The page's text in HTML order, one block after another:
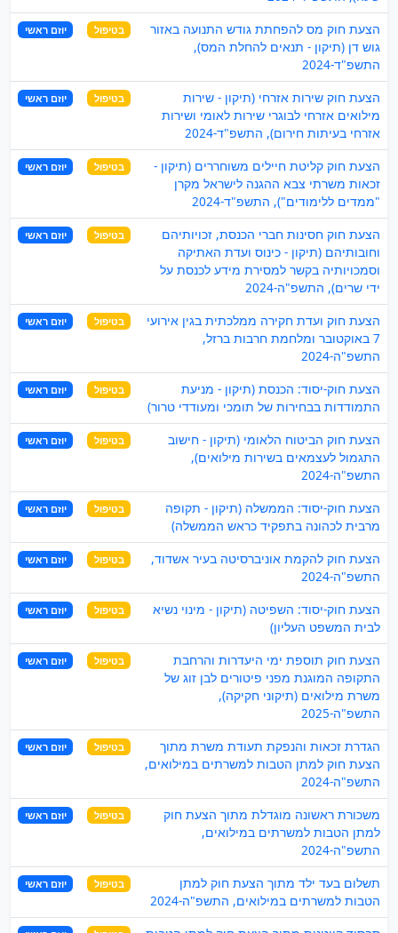
הצעת חוק מס להפחתת גודש התנועה באזור
גוש דן (תיקון - תנאים להחלת המס),
התשפ"ד-2024
בטיפול יוזם ראשי
הצעת חוק שירות אזרחי (תיקון - שירות
מילואים אזרחי לבוגרי שירות לאומי ושירות
אזרחי בעיתות חירום), התשפ"ד-2024
בטיפול יוזם ראשי
הצעת חוק קליטת חיילים משוחררים (תיקון -
זכאות משרתי צבא ההגנה לישראל מקרן
"ממדים ללימודים"), התשפ"ד-2024
בטיפול יוזם ראשי
הצעת חוק חסינות חברי הכנסת, זכויותיהם
וחובותיהם (תיקון - כינוס ועדת האתיקה
וסמכויותיה בקשר למסירת מידע לכנסת על
ידי שרים), התשפ"ה-2024
בטיפול יוזם ראשי
הצעת חוק ועדת חקירה ממלכתית בגין אירועי
7 באוקטובר ומלחמת חרבות ברזל,
התשפ"ה-2024
בטיפול יוזם ראשי
הצעת חוק-יסוד: הכנסת (תיקון - מניעת
התמודדות בבחירות של תומכי ומעודדי טרור)
בטיפול יוזם ראשי
הצעת חוק הביטוח הלאומי (תיקון - חישוב
התגמול לעצמאים בשירות מילואים),
התשפ"ה-2024
בטיפול יוזם ראשי
הצעת חוק-יסוד: הממשלה (תיקון - תקופה
מרבית לכהונה בתפקיד כראש הממשלה)
בטיפול יוזם ראשי
הצעת חוק להקמת אוניברסיטה בעיר אשדוד,
התשפ"ה-2024
בטיפול יוזם ראשי
הצעת חוק-יסוד: השפיטה (תיקון - מינוי נשיא
לבית המשפט העליון)
בטיפול יוזם ראשי
הצעת חוק תוספת ימי היעדרות והרחבת
התקופה המוגנת מפני פיטורים לבן זוג של
משרת מילואים (תיקוני חקיקה),
התשפ"ה-2025
בטיפול יוזם ראשי
הגדרת זכאות והנפקת תעודת משרת מתוך
הצעת חוק למתן הטבות למשרתים במילואים,
התשפ"ה-2024
בטיפול יוזם ראשי
משכורת ראשונה מוגדלת מתוך הצעת חוק
למתן הטבות למשרתים במילואים,
התשפ"ה-2024
בטיפול יוזם ראשי
תשלום בעד ילד מתוך הצעת חוק למתן
הטבות למשרתים במילואים, התשפ"ה-2024
בטיפול יוזם ראשי